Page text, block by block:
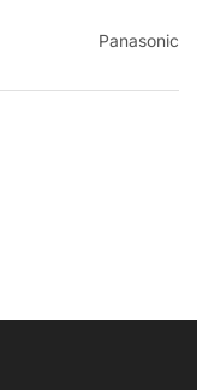
Panasonic